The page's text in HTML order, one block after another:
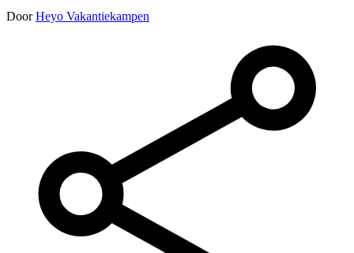
Door Heyo Vakantiekampen